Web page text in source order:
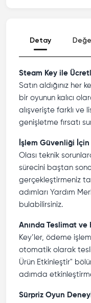
Detay
Steam Key ile
Satın aldığınız her
bir oyunun kalıcı
alışverişte farklı ve
genişletme fırsatı
İşlem Güvenliği İçin
Olası teknik
sürecini baştan
gerçekleştirmeniz
adımları Yardım
bulabilirsiniz.
Anında Teslimat ve
Key’ler, ödeme
otomatik olarak
Ürün Etkinleştir"
adımda
Sürpriz Oyun